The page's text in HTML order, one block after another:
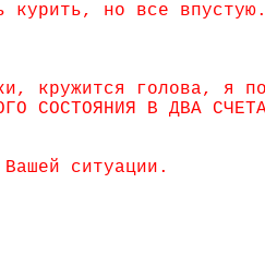
курить, но все
кружится голова, я
СОСТОЯНИЯ В ДВА
ситуации.